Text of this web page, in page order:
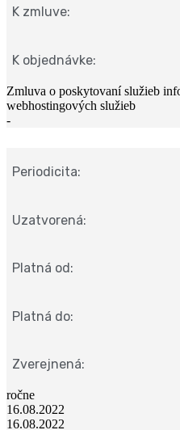
K zmluve:
K objednávke:
Zmluva o poskytovaní služieb
webhostingových služieb
-
Periodicita:
Uzatvorená:
Platná od:
Platná do:
Zverejnená:
ročne
16.08.2022
16.08.2022